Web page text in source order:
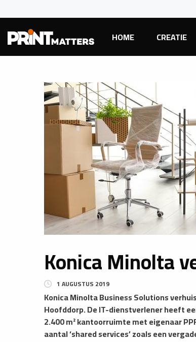
HOME CREATIE
Konica Minolta
1 AUGUSTUS 2019
Konica Minolta Business Solutions
Hoofddorp. De IT-dienstverlener heeft
2.400 m² kantoorruimte met eigenaar
aantal ‘shared services’ zoals een